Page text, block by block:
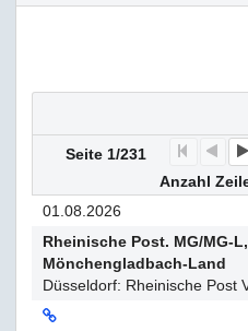
Seite 1/231
Anzahl
01.08.2026
Rheinische Post. MG/MG-
Mönchengladbach-Land
Düsseldorf: Rheinische Post